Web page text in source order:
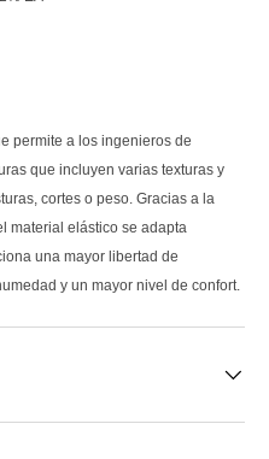
permite a los ingenieros de
que incluyen varias texturas y
cortes o peso. Gracias a la
material elástico se adapta
una mayor libertad de
y un mayor nivel de confort.